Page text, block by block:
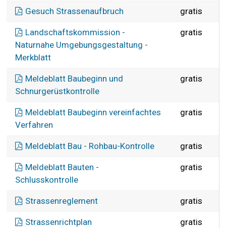
Gesuch Strassenaufbruch gratis
Landschaftskommission -
Naturnahe Umgebungsgestaltung -
Merkblatt
gratis
Meldeblatt Baubeginn und
Schnurgerüstkontrolle
gratis
Meldeblatt Baubeginn vereinfachtes
Verfahren
gratis
Meldeblatt Bau - Rohbau-Kontrolle gratis
Meldeblatt Bauten -
Schlusskontrolle
gratis
Strassenreglement gratis
Strassenrichtplan gratis